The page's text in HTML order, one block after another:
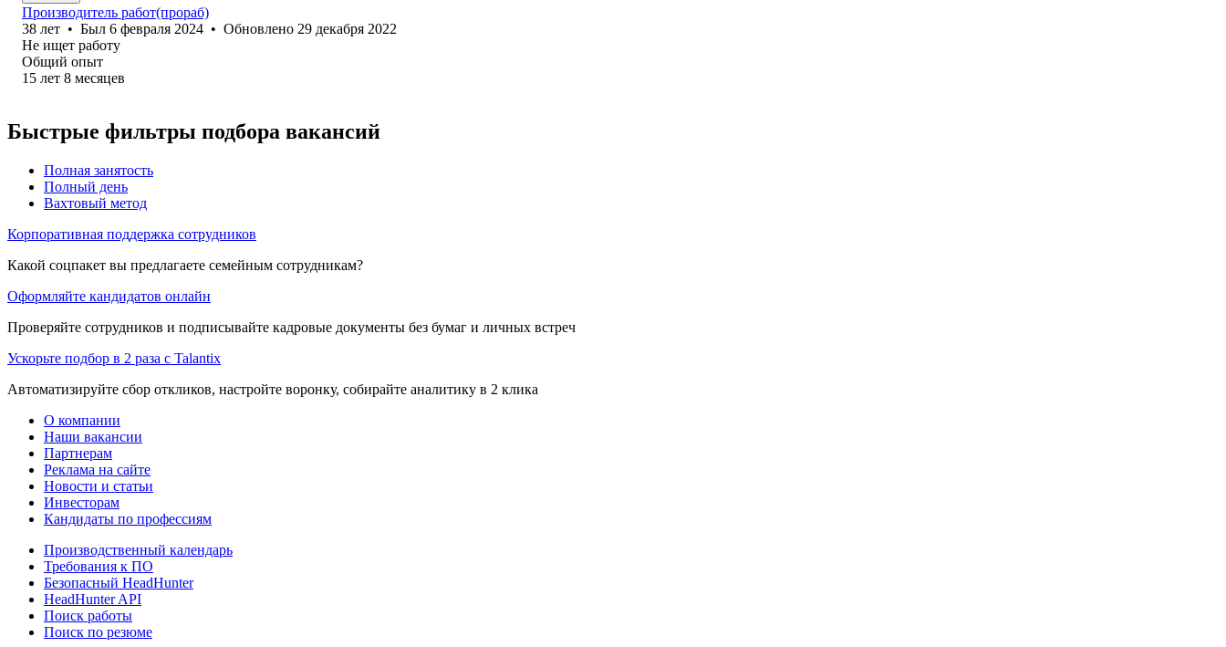
Производитель работ(прораб)
38 лет • Был 6 февраля 2024 • Обновлено 29 декабря 2022
Не ищет работу
Общий опыт
15 лет 8 месяцев
Быстрые фильтры подбора вакансий
Полная занятость
Полный день
Вахтовый метод
Корпоративная поддержка сотрудников
Какой соцпакет вы предлагаете семейным сотрудникам?
Оформляйте кандидатов онлайн
Проверяйте сотрудников и подписывайте кадровые документы без бумаг и личных встреч
Ускорьте подбор в 2 раза с Talantix
Автоматизируйте сбор откликов, настройте воронку, собирайте аналитику в 2 клика
О компании
Наши вакансии
Партнерам
Реклама на сайте
Новости и статьи
Инвесторам
Кандидаты по профессиям
Производственный календарь
Требования к ПО
Безопасный HeadHunter
HeadHunter API
Поиск работы
Поиск по резюме